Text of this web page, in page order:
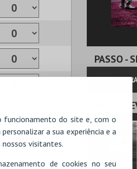
funcionamento do site e, com o
a sua experiência e a
visitantes.
de cookies no seu
PASSO-
SEXTA-
-